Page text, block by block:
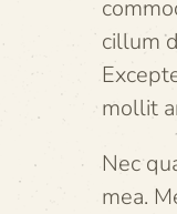
cillum
mollit
Nec
mea.